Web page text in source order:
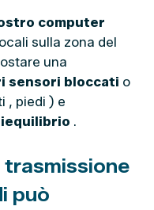
computer
sulla zona del
una
sensori bloccati o
, piedi ) e
.
trasmissione
può